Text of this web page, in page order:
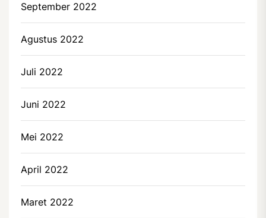
September 2022
Agustus 2022
Juli 2022
Juni 2022
Mei 2022
April 2022
Maret 2022